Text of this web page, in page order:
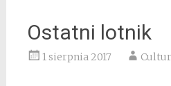
Ostatni lotnik
1 sierpnia 2017